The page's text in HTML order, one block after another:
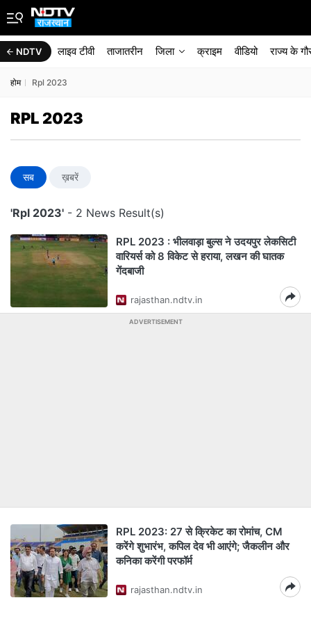
NDTV लाइव टीवी ताजातरीन जिला क्राइम वीडियो राज्‍य के
होम Rpl 2023
RPL 2023
सब ख़बरें
'Rpl 2023' - 2 News Result(s)
RPL 2023 : भीलवाड़ा बुल्स ने उदयपुर लेकसिटी
वारियर्स को 8 विकेट से हराया, लखन की घातक
गेंदबाजी
rajasthan.ndtv.in
ADVERTISEMENT
RPL 2023: 27 से क्रिकेट का रोमांच, CM
करेंगे शुभारंभ, कपिल देव भी आएंगे; जैकलीन और
कनिका करेंगी परफॉर्म
rajasthan.ndtv.in